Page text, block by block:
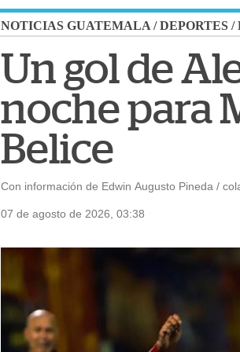
NOTICIAS GUATEMALA /DEPORTES /
Un gol de
noche para
Belice
Con información de Edwin Augusto Pineda /
07 de agosto de 2026, 03:38